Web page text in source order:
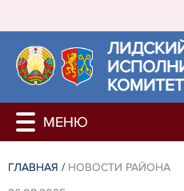
КОМИТЕТ
ГЛАВНАЯ / НОВОСТИ РАЙОНА